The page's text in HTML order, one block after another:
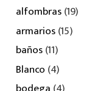
alfombras(19)
armarios(15)
baños(11)
Blanco (4)